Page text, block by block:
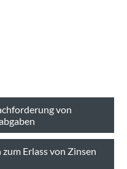
von
Erlass von Zinsen